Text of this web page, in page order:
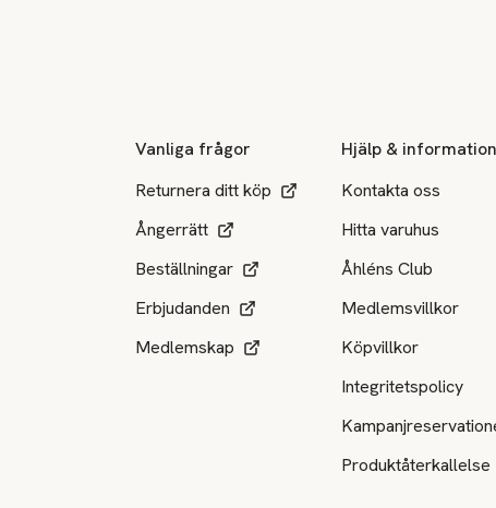
Vanliga frågor
Returnera ditt köp
Ångerrätt
Beställningar
Erbjudanden
Medlemskap
Hjälp & information
Kontakta oss
Hitta varuhus
Åhléns Club
Medlemsvillkor
Köpvillkor
Integritetspolicy
Produktåterkallelse